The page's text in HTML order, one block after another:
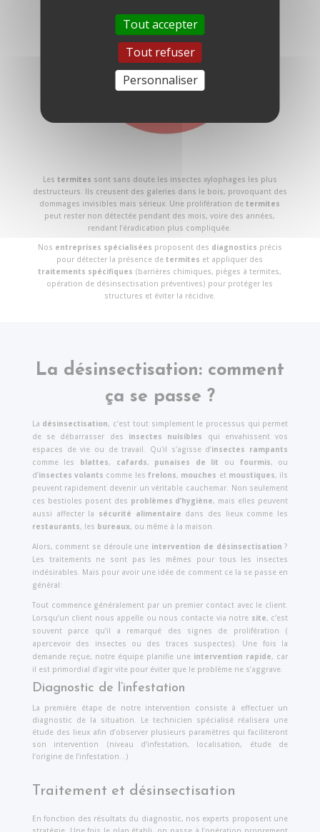
Les termites sont sans doute les insectes xylophages les plus
destructeurs. Ils creusent des galeries dans le bois, provoquant des
dommages invisibles mais sérieux. Une prolifération determites
peut rester non détectée pendant des mois, voire des années,
rendant l’éradication plus compliquée.
Nos entreprises spécialisées proposent des diagnostics précis
pour détecter la présence determites et appliquer des
traitements spécifiques (barrières chimiques, pièges à termites,
opération de désinsectisation préventives) pour protéger les
structures et éviter la récidive.
La désinsectisation: comment
ça se passe ?
La désinsectisation, c’est tout simplement le processus qui permet
de se débarrasser des insectes nuisibles qui envahissent vos
espaces de vie ou de travail. Qu'il s'agisse d’insectes rampants
comme les blattes, cafards, punaises de lit ou fourmis, ou
d’insectes volants comme lesfrelons, mouches et moustiques, ils
peuvent rapidement devenir un véritable cauchemar. Non seulement
ces bestioles posent des problèmes d’hygiène, mais elles peuvent
aussi affecter la sécurité alimentaire dans des lieux comme les
restaurants, les bureaux, ou même à la maison.
Alors, comment se déroule une intervention de désinsectisation ?
Les traitements ne sont pas les mêmes pour tous les insectes
indésirables. Mais pour avoir une idée de comment ce la se passe en
général:
Tout commence généralement par un premier contact avec le client.
Lorsqu’un client nous appelle ou nous contacte via notre site, c’est
souvent parce qu’il a remarqué des signes de prolifération (
apercevoir des insectes ou des traces suspectes). Une fois la
demande reçue, notre équipe planifie une intervention rapide, car
il est primordial d'agir vite pour éviter que le problème ne s’aggrave.
Diagnostic de l’infestation
La première étape de notre intervention consiste à effectuer un
diagnostic de la situation. Le technicien spécialisé réalisera une
étude des lieux afin d’observer plusieurs paramètres qui faciliteront
son intervention (niveau d’infestation, localisation, étude de
l’origine de l’infestation…)
Traitement et désinsectisation
En fonction des résultats du diagnostic, nos experts proposent une
Tout accepter
Tout refuser
Personnaliser